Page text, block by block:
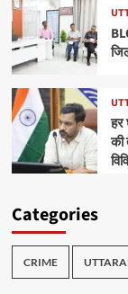
हर
की
Categories
CRIME